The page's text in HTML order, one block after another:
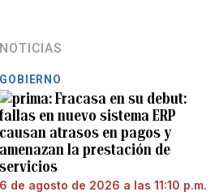
NOTICIAS
GOBIERNO
Fracasa en su debut:
fallas en nuevo sistema ERP
causan atrasos en pagos y
amenazan la prestación de
servicios
6 de agosto de 2026 a las 11:10 p.m.